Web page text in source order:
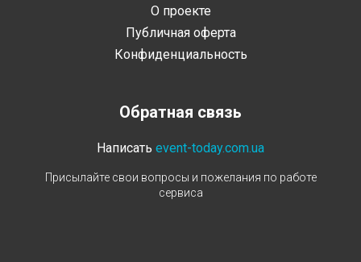
О проекте
Публичная оферта
Конфиденциальность
Обратная связь
Написать event-today.com.ua
Присылайте свои вопросы и пожелания по работе
сервиса